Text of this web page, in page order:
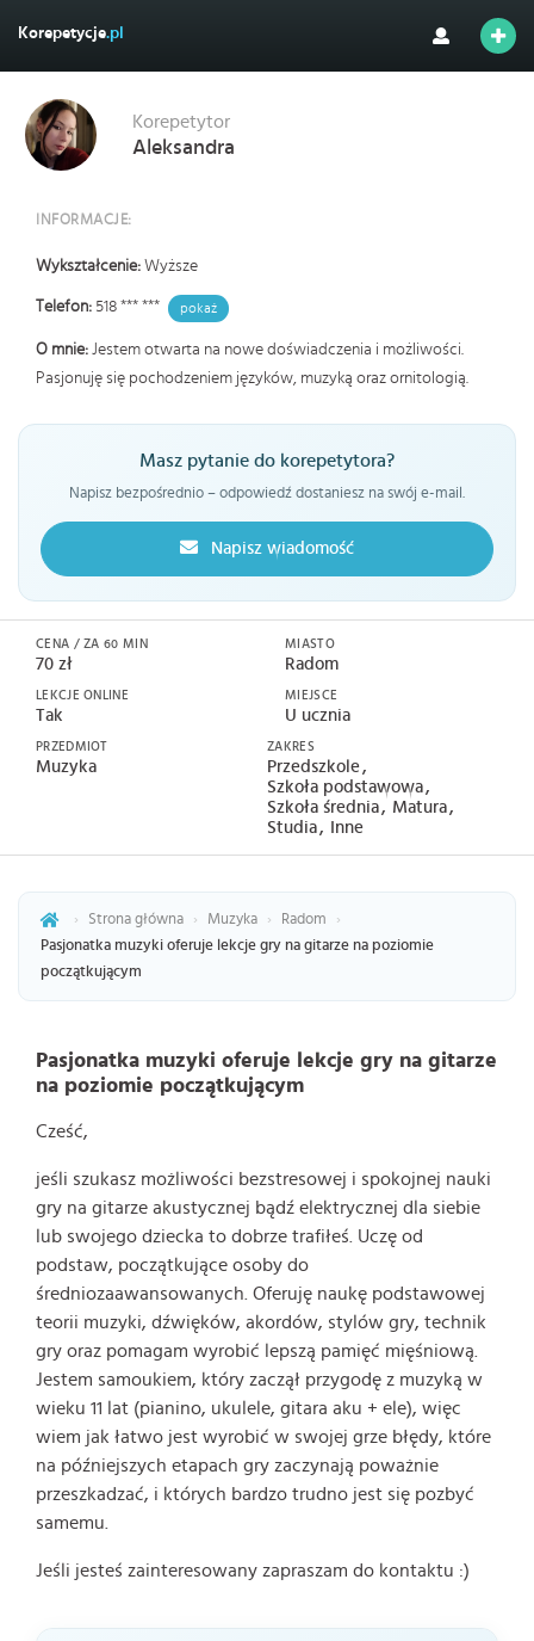
Korepetycje.pl
Korepetytor
Aleksandra
INFORMACJE:
Wykształcenie: Wyższe
Telefon: 518 *** *** pokaż
O mnie: Jestem otwarta na nowe doświadczenia i możliwości.
Pasjonuję się pochodzeniem języków, muzyką oraz ornitologią.
Masz pytanie do korepetytora?
Napisz bezpośrednio – odpowiedź dostaniesz na swój e-mail.
Napisz wiadomość
CENA / ZA 60 MIN
70 zł
LEKCJE ONLINE
Tak
MIASTO
Radom
MIEJSCE
U ucznia
PRZEDMIOT
Muzyka
ZAKRES
Przedszkole
Szkoła podstawowa
Szkoła średnia Matura
Studia
Inne
› Strona główna › Muzyka › Radom
›
Pasjonatka muzyki oferuje lekcje gry na gitarze na poziomie
początkującym
Pasjonatka muzyki oferuje lekcje gry na gitarze
na poziomie początkującym
Cześć,
jeśli szukasz możliwości bezstresowej i spokojnej nauki
gry na gitarze akustycznej bądź elektrycznej dla siebie
lub swojego dziecka to dobrze trafiłeś. Uczę od
podstaw, początkujące osoby do
średniozaawansowanych. Oferuję naukę podstawowej
teorii muzyki, dźwięków, akordów, stylów gry, technik
gry oraz pomagam wyrobić lepszą pamięć mięśniową.
Jestem samoukiem, który zaczął przygodę z muzyką w
wieku 11 lat (pianino, ukulele, gitara aku + ele), więc
wiem jak łatwo jest wyrobić w swojej grze błędy, które
na późniejszych etapach gry zaczynają poważnie
przeszkadzać, i których bardzo trudno jest się pozbyć
samemu.
Jeśli jesteś zainteresowany zapraszam do kontaktu :)